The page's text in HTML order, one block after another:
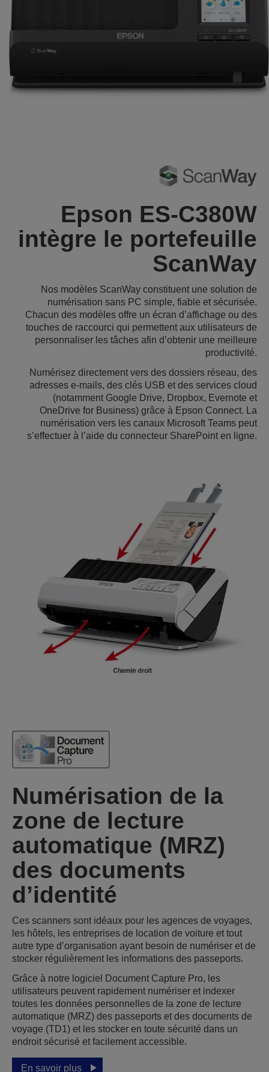
Epson ES-C380W
intègre le portefeuille
ScanWay
Nos modèles ScanWay constituent une solution de
numérisation sans PC simple, fiable et sécurisée.
Chacun des modèles offre un écran d’affichage ou des
touches de raccourci qui permettent aux utilisateurs de
personnaliser les tâches afin d’obtenir une meilleure
productivité.
Numérisez directement vers des dossiers réseau, des
adresses e-mails, des clés USB et des services cloud
(notamment Google Drive, Dropbox, Evernote et
OneDrive for Business) grâce à Epson Connect. La
numérisation vers les canaux Microsoft Teams peut
s’effectuer à l’aide du connecteur SharePoint en ligne.
Numérisation de la
zone de lecture
automatique (MRZ)
des documents
d’identité
Ces scanners sont idéaux pour les agences de voyages,
les hôtels, les entreprises de location de voiture et tout
autre type d’organisation ayant besoin de numériser et de
stocker régulièrement les informations des passeports.
Grâce à notre logiciel Document Capture Pro, les
utilisateurs peuvent rapidement numériser et indexer
toutes les données personnelles de la zone de lecture
automatique (MRZ) des passeports et des documents de
voyage (TD1) et les stocker en toute sécurité dans un
endroit sécurisé et facilement accessible.
En savoir plus